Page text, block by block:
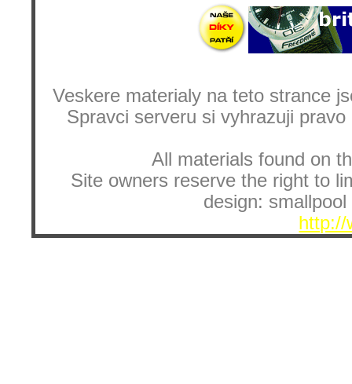
Veskere materialy na teto strance
Spravci serveru si vyhrazuji
All materials found on
Site owners reserve the right to
design:
http://